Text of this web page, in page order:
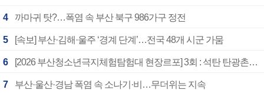
4 까마귀 탓?…폭염 속 부산 북구 986가구 정전
5 [속보] 부산·김해·울주 ‘경계 단계’…전국 48개 시군 가뭄
6 [2026 부산청소년극지체험탐험대 현장르포] 3회 : 석탄 탄광촌에서 북극 연구의 중심지로
7 부산·울산·경남 폭염 속 소나기·비…무더위는 지속